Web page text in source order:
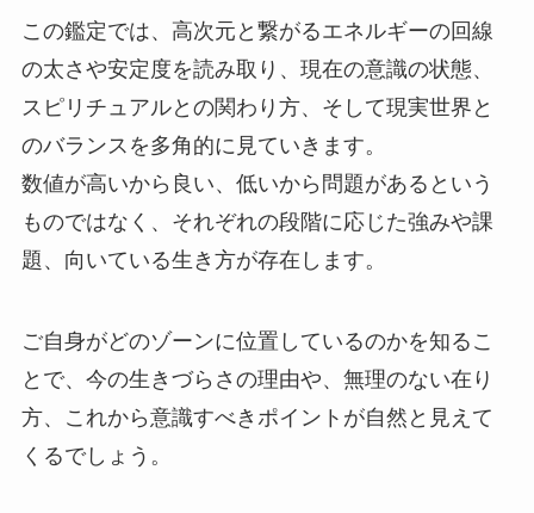
この鑑定では、高次元と繋がるエネルギーの回線
の太さや安定度を読み取り、現在の意識の状態、
スピリチュアルとの関わり方、そして現実世界と
のバランスを多角的に見ていきます。
数値が高いから良い、低いから問題があるという
ものではなく、それぞれの段階に応じた強みや課
題、向いている生き方が存在します。
ご自身がどのゾーンに位置しているのかを知るこ
とで、今の生きづらさの理由や、無理のない在り
方、これから意識すべきポイントが自然と見えて
くるでしょう。